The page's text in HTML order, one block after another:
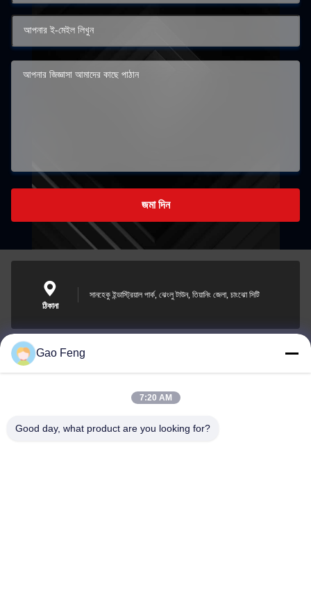
জমা দিন
ঠিকানা
সানহেকু ইন্ডাস্ট্রিয়াল পার্ক, ঝেংলু টাউন, তিয়ানিং জেলা, চাংঝো সিটি
suli@sulidry.com
Gao Feng
7:20 AM
Good day, what product are you looking for?